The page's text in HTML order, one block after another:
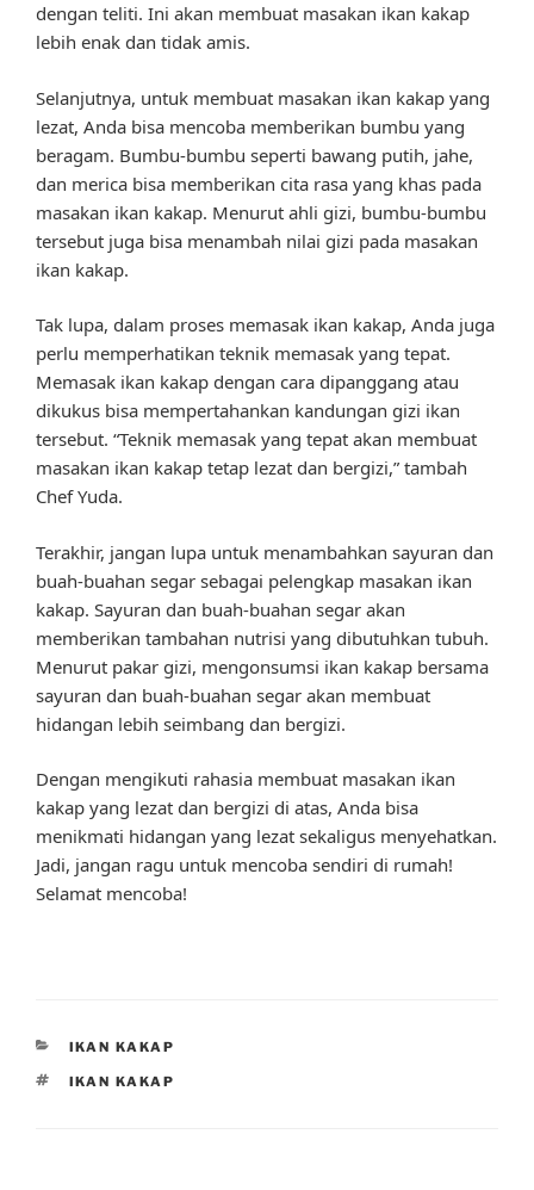
dengan teliti. Ini akan membuat masakan ikan kakap
lebih enak dan tidak amis.
Selanjutnya, untuk membuat masakan ikan kakap yang
lezat, Anda bisa mencoba memberikan bumbu yang
beragam. Bumbu-bumbu seperti bawang putih, jahe,
dan merica bisa memberikan cita rasa yang khas pada
masakan ikan kakap. Menurut ahli gizi, bumbu-bumbu
tersebut juga bisa menambah nilai gizi pada masakan
ikan kakap.
Tak lupa, dalam proses memasak ikan kakap, Anda juga
perlu memperhatikan teknik memasak yang tepat.
Memasak ikan kakap dengan cara dipanggang atau
dikukus bisa mempertahankan kandungan gizi ikan
tersebut. “Teknik memasak yang tepat akan membuat
masakan ikan kakap tetap lezat dan bergizi,” tambah
Chef Yuda.
Terakhir, jangan lupa untuk menambahkan sayuran dan
buah-buahan segar sebagai pelengkap masakan ikan
kakap. Sayuran dan buah-buahan segar akan
memberikan tambahan nutrisi yang dibutuhkan tubuh.
Menurut pakar gizi, mengonsumsi ikan kakap bersama
sayuran dan buah-buahan segar akan membuat
hidangan lebih seimbang dan bergizi.
Dengan mengikuti rahasia membuat masakan ikan
kakap yang lezat dan bergizi di atas, Anda bisa
menikmati hidangan yang lezat sekaligus menyehatkan.
Jadi, jangan ragu untuk mencoba sendiri di rumah!
Selamat mencoba!
CATEGORIES
IKAN KAKAP
TAGS
IKAN KAKAP